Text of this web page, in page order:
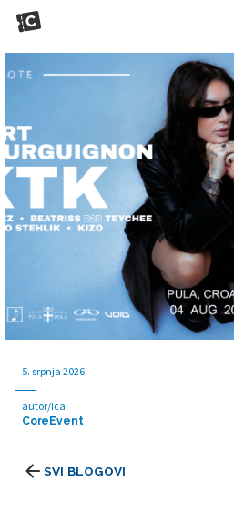
SVI BLOGOVI
5. srpnja 2026
autor/ica
CoreEvent